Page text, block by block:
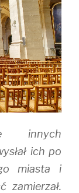
innych
ich po
miasta i
zamierzał.